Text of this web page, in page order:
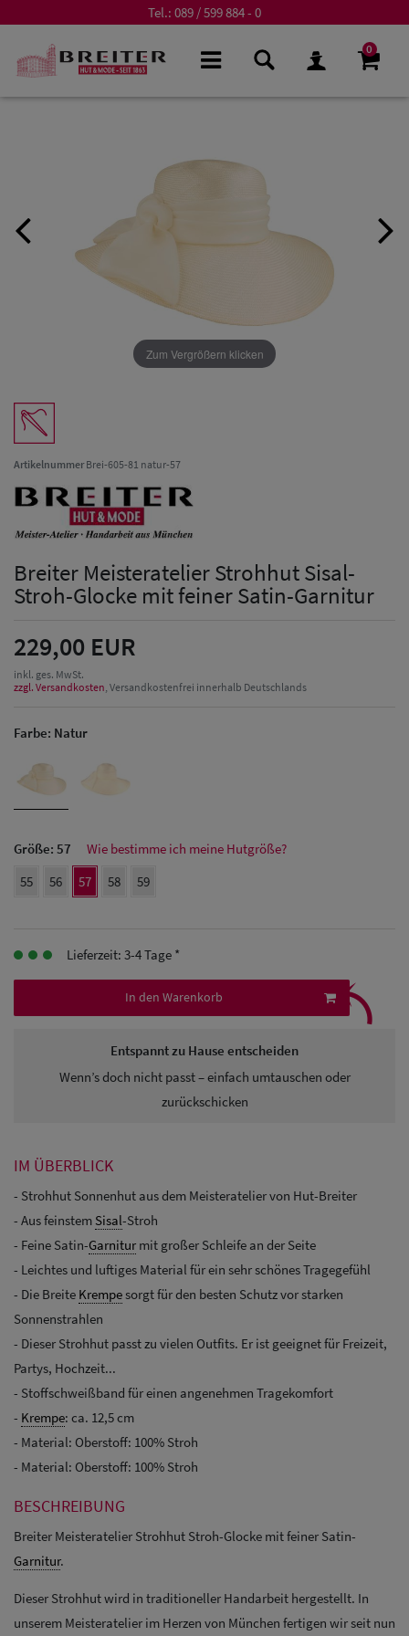
Tel.: 089 / 599 884 - 0
0
Herren Caps
Herren
Herren UV-
Schutz Caps
Sonnenschilder
& Visoren
Snapback Caps
Zum Vergrößern klicken
ArtikelnummerBrei-605-81 natur-57
Breiter Meisteratelier Strohhut Sisal-
Stroh-Glocke mit feiner Satin-Garnitur
229,00 EUR
inkl. ges. MwSt.
zzgl. Versandkosten , Versandkostenfrei innerhalb Deutschlands
Farbe: Natur
Größe: 57
Wie bestimme ich meine Hutgröße?
55
56 57 58 59
Lieferzeit: 3-4 Tage *
In den Warenkorb
Entspannt zu Hause entscheiden
Wenn’s doch nicht passt – einfach umtauschen oder
zurückschicken
⤹
IM ÜBERBLICK
- Strohhut Sonnenhut aus dem Meisteratelier von Hut-Breiter
- Aus feinstem Sisal-Stroh
- Feine Satin-Garnitur mit großer Schleife an der Seite
- Leichtes und luftiges Material für ein sehr schönes Tragegefühl
- Die Breite Krempesorgt für den besten Schutz vor starken
Sonnenstrahlen
- Dieser Strohhut passt zu vielen Outfits. Er ist geeignet für Freizeit,
Partys, Hochzeit...
- Stoffschweißband für einen angenehmen Tragekomfort
- Krempe: ca. 12,5 cm
- Material: Oberstoff: 100% Stroh
- Material: Oberstoff: 100% Stroh
BESCHREIBUNG
Breiter Meisteratelier Strohhut Stroh-Glocke mit feiner Satin-
Garnitur.
Dieser Strohhut wird in traditioneller Handarbeit hergestellt. In
unserem Meisteratelier im Herzen von München fertigen wir seit nun